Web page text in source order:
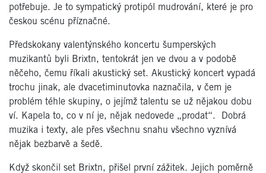
potřebuje. Je to sympatický protipól mudrování, které je pro
českou scénu příznačné.
Předskokany valentýnského koncertu šumperských
muzikantů byli Brixtn, tentokrát jen ve dvou a v podobě
něčeho, čemu říkali akustický set. Akustický koncert vypadá
trochu jinak, ale dvacetiminutovka naznačila, v čem je
problém téhle skupiny, o jejímž talentu se už nějakou dobu
ví. Kapela to, co v ní je, nějak nedovede „prodat“. Dobrá
muzika i texty, ale přes všechnu snahu všechno vyznívá
nějak bezbarvě a šedě.
Když skončil set Brixtn, přišel první zážitek. Jejich poměrně